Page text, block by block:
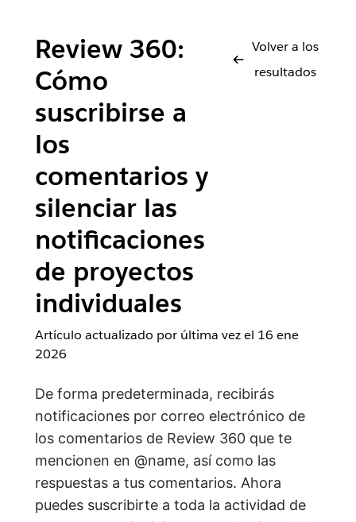
Review 360:
Cómo
suscribirse a
los
comentarios y
silenciar las
notificaciones
de proyectos
individuales
Volver a los
resultados
Artículo actualizado por última vez el 16 ene
2026
De forma predeterminada, recibirás
notificaciones por correo electrónico de
los comentarios de Review 360 que te
mencionen en @name, así como las
respuestas a tus comentarios. Ahora
puedes suscribirte a toda la actividad de